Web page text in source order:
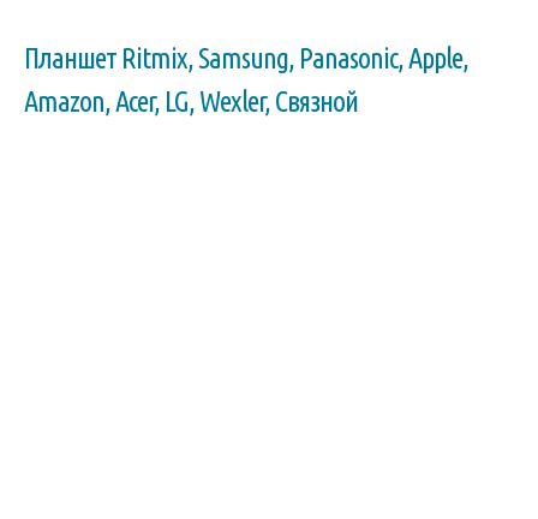
Планшет Ritmix, Samsung, Panasonic, Apple,
Amazon, Acer, LG, Wexler, Связной